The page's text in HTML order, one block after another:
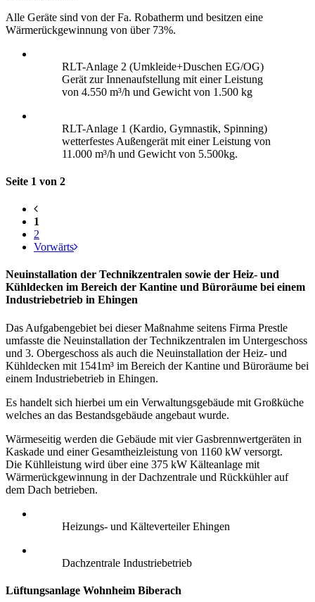
Alle Geräte sind von der Fa. Robatherm und besitzen eine
Wärmerückgewinnung von über 73%.
RLT-Anlage 2 (Umkleide+Duschen EG/OG)
Gerät zur Innenaufstellung mit einer Leistung
von 4.550 m³/h und Gewicht von 1.500 kg
RLT-Anlage 1 (Kardio, Gymnastik, Spinning)
wetterfestes Außengerät mit einer Leistung von
11.000 m³/h und Gewicht von 5.500kg.
Seite 1 von 2
1
2
Vorwärts
Neuinstallation der Technikzentralen sowie der Heiz- und
Kühldecken im Bereich der Kantine und Büroräume bei einem
Industriebetrieb in Ehingen
Das Aufgabengebiet bei dieser Maßnahme seitens Firma Prestle
umfasste die Neuinstallation der Technikzentralen im Untergeschoss
und 3. Obergeschoss als auch die Neuinstallation der Heiz- und
Kühldecken mit 1541m³ im Bereich der Kantine und Büroräume bei
einem Industriebetrieb in Ehingen.
Es handelt sich hierbei um ein Verwaltungsgebäude mit Großküche
welches an das Bestandsgebäude angebaut wurde.
Wärmeseitig werden die Gebäude mit vier Gasbrennwertgeräten in
Kaskade und einer Gesamtheizleistung von 1160 kW versorgt.
Die Kühlleistung wird über eine 375 kW Kälteanlage mit
Wärmerückgewinnung in der Dachzentrale und Rückkühler auf
dem Dach betrieben.
Heizungs- und Kälteverteiler Ehingen
Dachzentrale Industriebetrieb
Lüftungsanlage Wohnheim Biberach